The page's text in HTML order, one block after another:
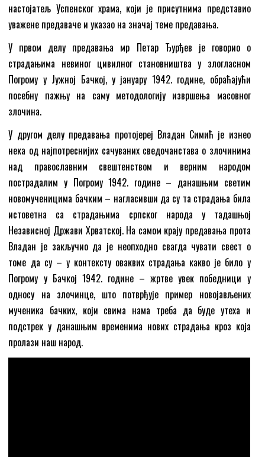
настојатељ Успенског храма, који је присутнима представио
уважене предаваче и указао на значај теме предавања.
У првом делу предавања мр Петар Ђурђев је говорио о
страдањима невиног цивилног становништва у злогласном
Погрому у Јужној Бачкој, у јануару 1942. године, обраћајући
посебну пажњу на саму методологију извршења масовног
злочина.
У другом делу предавања протојереј Владан Симић је изнео
нека од најпотреснијих сачуваних сведочанстава о злочинима
над православним свештенством и верним народом
пострадалим у Погрому 1942. године – данашњим светим
новомученицима бачким – нагласивши да су та страдања била
истоветна са страдањима српског народа у тадашњој
Независној Држави Хрватској. На самом крају предавања прота
Владан је закључио да је неопходно свагда чувати свест о
томе да су – у контексту оваквих страдања какво је било у
Погрому у Бачкој 1942. године – жртве увек победници у
односу на злочинце, што потврђује пример новојављених
мученика бачких, који свима нама треба да буде утеха и
подстрек у данашњим временима нових страдања кроз која
пролази наш народ.